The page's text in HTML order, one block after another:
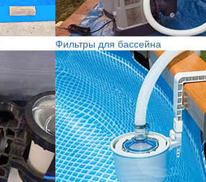
Фильтры для бассейна